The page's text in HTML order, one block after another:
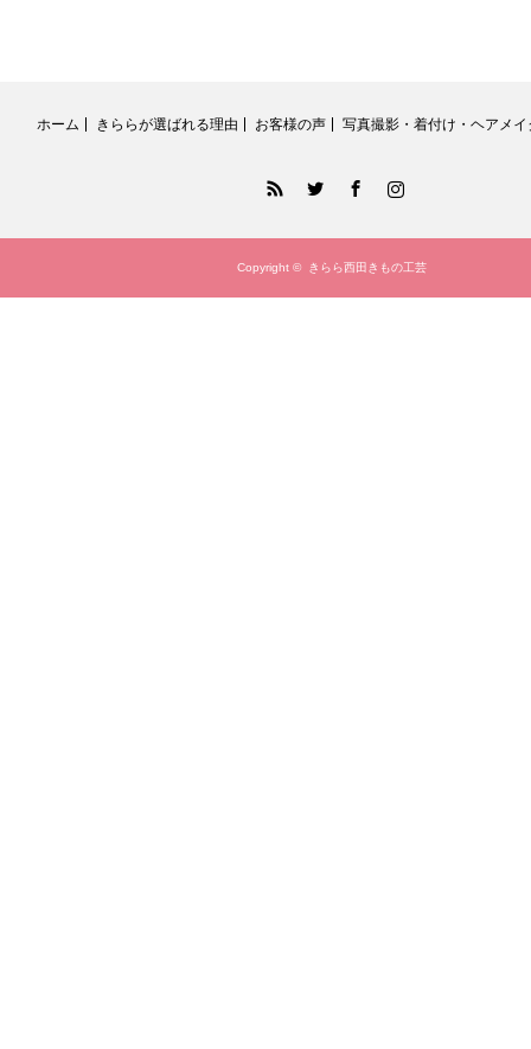
ホーム きららが選ばれる理由 お客様の声 写真撮影・着付け・ヘアメイ
FacebookInstagram
Copyright © きらら西田きもの工芸